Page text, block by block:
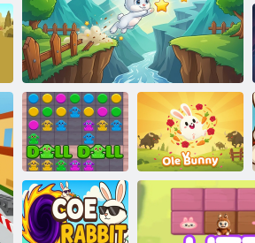
Běžící zajíček: Útěk
Panenka
Panenka
Králík Ole